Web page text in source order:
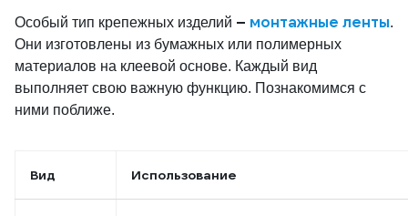
Особый тип крепежных изделий – монтажные ленты.
Они изготовлены из бумажных или полимерных
материалов на клеевой основе. Каждый вид
выполняет свою важную функцию. Познакомимся с
ними поближе.
Вид Использование